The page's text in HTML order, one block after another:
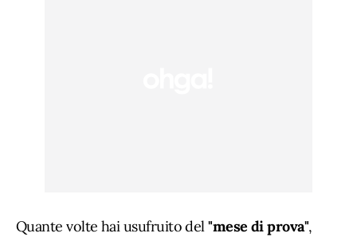
Quante volte hai usufruito del"mese di prova",